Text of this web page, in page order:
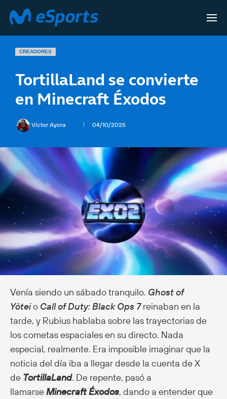
CREADORES
TortillaLand se convierte
en Minecraft Éxodos
Víctor Ayora 04/10/2025
Venía siendo un sábado tranquilo. Ghost of
Yōteio Call of Duty: Black Ops 7reinaban en la
tarde, y Rubius hablaba sobre las trayectorias de
los cometas espaciales en su directo. Nada
especial, realmente. Era imposible imaginar que la
noticia del día iba a llegar desde la cuenta de X
de TortillaLand. De repente, pasó a
llamarseMinecraft Éxodos, dando a entender que